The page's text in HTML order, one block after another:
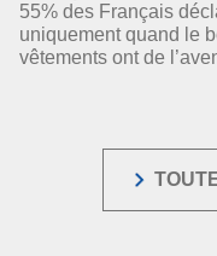
55% des Français
uniquement quand le
vêtements ont de